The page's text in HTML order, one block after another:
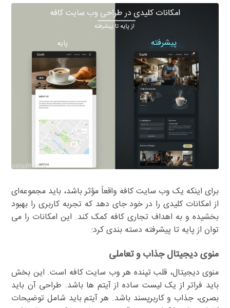
برای اینکه یک وب سایت کافه واقعاً مؤثر باشد، باید مجموعه‌ای
از امکانات کلیدی را در خود جای دهد که تجربه کاربری را بهبود
بخشیده و به اهداف تجاری کافه کمک کند. این امکانات را می
توان از پایه تا پیشرفته دسته بندی کرد:
منوی دیجیتال جذاب و تعاملی
منوی دیجیتال، قلب تپنده هر وب سایت کافه است. این بخش
باید فراتر از یک لیست ساده از آیتم ها باشد. طراحی آن باید
بصری، جذاب و کاربرپسند باشد. هر آیتم باید شامل توضیحات